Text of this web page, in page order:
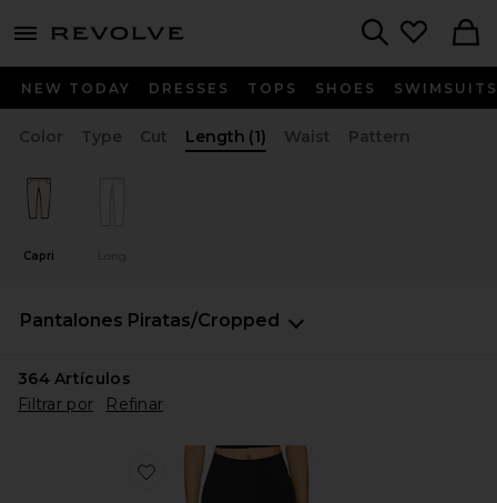
menu - shows more content
NEW TODAY DRESSES TOPS SHOES SWIMSUITS
Color Type Cut Length (1) Waist Pattern
Capri Long
Pantalones Piratas/Cropped
364Artículos
Filtrar por
Refinar